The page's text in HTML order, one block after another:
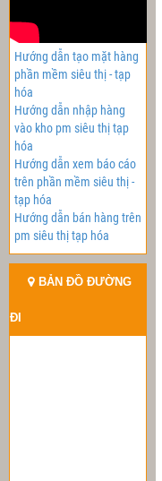
Hướng dẫn tạo mặt hàng
phần mềm siêu thị - tạp
hóa
Hướng dẫn nhập hàng
vào kho pm siêu thị tạp
hóa
Hướng dẫn xem báo cáo
trên phần mềm siêu thị -
tạp hóa
Hướng dẫn bán hàng trên
pm siêu thị tạp hóa
BẢN ĐỒ ĐƯỜNG
ĐI